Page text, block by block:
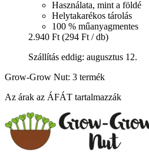
Használata, mint a földé
Helytakarékos tárolás
100 % műanyagmentes
2.940 Ft (294 Ft / db)
Szállítás eddig: augusztus 12.
Grow-Grow Nut: 3 termék
Az árak az ÁFÁT tartalmazzák